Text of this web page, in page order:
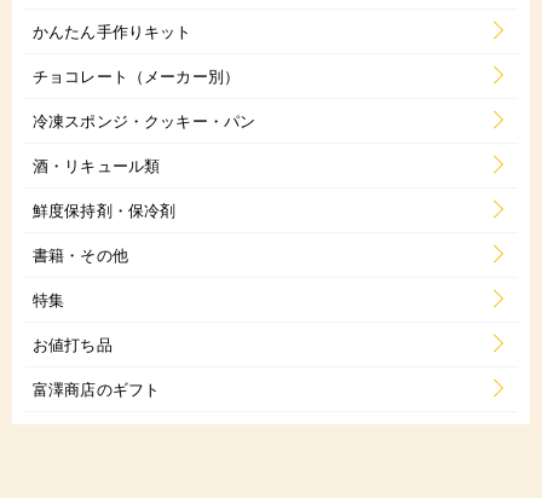
かんたん手作りキット
チョコレート（メーカー別）
冷凍スポンジ・クッキー・パン
酒・リキュール類
鮮度保持剤・保冷剤
書籍・その他
特集
お値打ち品
富澤商店のギフト